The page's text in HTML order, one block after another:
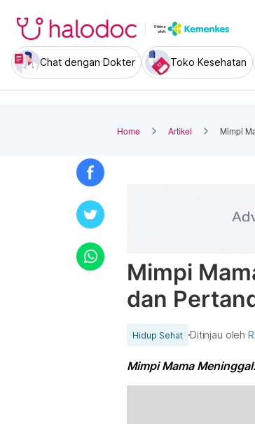
Chat dengan Dokter Toko Kesehatan
Home Artikel Mimpi
Mimpi
dan
Hidup Sehat Ditinjau oleh
Mimpi Mama